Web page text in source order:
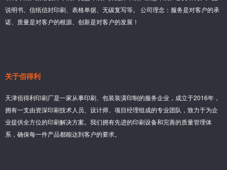
说明书、信纸信封印刷、表格单据、无碳复写等。 公司理念：服务是对客户的承
诺、质量是对客户的根源、创新是对客户的发展！
关于佰得利
天津佰得利印刷厂是一家从事印刷、包装装潢印制的服务企业，成立于2016年，
拥有一支由资深印刷技术人员、设计师、项目经理组成的专业团队，致力于为企
业提供全方位的印刷解决方案。我们拥有先进的印刷设备和完善的质量管理体
系，确保每一件产品都能达到客户的要求。